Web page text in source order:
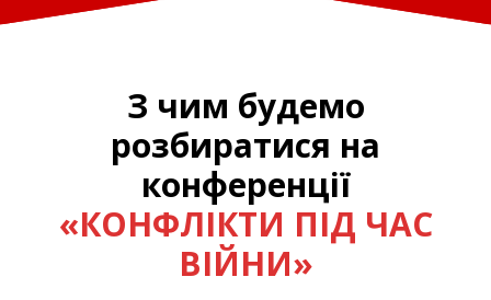
З чим будемо
розбиратися на
конференції
«КОНФЛІКТИ ПІД ЧАС
ВІЙНИ»